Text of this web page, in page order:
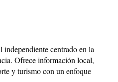
centrado en la
Ofrece información local,
y turismo con un enfoque